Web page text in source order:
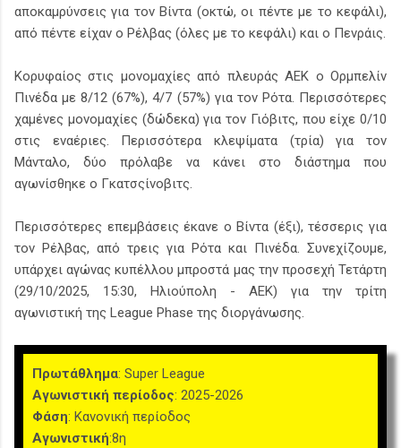
αποκαμρύνσεις για τον Βίντα (οκτώ, οι πέντε με το κεφάλι),
από πέντε είχαν ο Ρέλβας (όλες με το κεφάλι) και ο Πενράις.
Κορυφαίος στις μονομαχίες από πλευράς ΑΕΚ ο Ορμπελίν
Πινέδα με 8/12 (67%), 4/7 (57%) για τον Ρότα. Περισσότερες
χαμένες μονομαχίες (δώδεκα) για τον Γιόβιτς, που είχε 0/10
στις εναέριες. Περισσότερα κλεψίματα (τρία) για τον
Μάνταλο, δύο πρόλαβε να κάνει στο διάστημα που
αγωνίσθηκε ο Γκατσςίνοβιτς.
Περισσότερες επεμβάσεις έκανε ο Βίντα (έξι), τέσσερις για
τον Ρέλβας, από τρεις για Ρότα και Πινέδα. Συνεχίζουμε,
υπάρχει αγώνας κυπέλλου μπροστά μας την προσεχή Τετάρτη
(29/10/2025, 15:30, Ηλιούπολη - ΑΕΚ) για την τρίτη
αγωνιστική της League Phase της διοργάνωσης.
Πρωτάθλημα: Super League
Αγωνιστική περίοδος: 2025-2026
Φάση: Κανονική περίοδος
Αγωνιστική:8η